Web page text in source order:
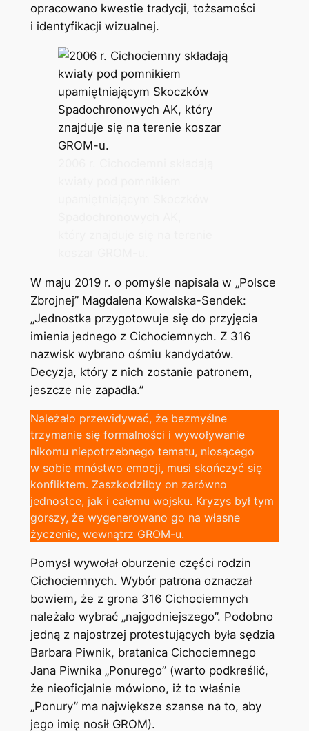
opracowano kwestie tradycji, tożsamości
i identyfikacji wizualnej.
W maju 2019 r. o pomyśle napisała w „Polsce
Zbrojnej” Magdalena Kowalska-Sendek:
„Jednostka przygotowuje się do przyjęcia
imienia jednego z Cichociemnych. Z 316
nazwisk wybrano ośmiu kandydatów.
Decyzja, który z nich zostanie patronem,
jeszcze nie zapadła.”
Należało przewidywać, że bezmyślne
trzymanie się formalności i wywoływanie
nikomu niepotrzebnego tematu, niosącego
w sobie mnóstwo emocji, musi skończyć się
konfliktem. Zaszkodziłby on zarówno
jednostce, jak i całemu wojsku. Kryzys był tym
gorszy, że wygenerowano go na własne
życzenie, wewnątrz GROM-u.
Pomysł wywołał oburzenie części rodzin
Cichociemnych. Wybór patrona oznaczał
bowiem, że z grona 316 Cichociemnych
należało wybrać „najgodniejszego”. Podobno
jedną z najostrzej protestujących była sędzia
Barbara Piwnik, bratanica Cichociemnego
Jana Piwnika „Ponurego” (warto podkreślić,
że nieoficjalnie mówiono, iż to właśnie
„Ponury” ma największe szanse na to, aby
jego imię nosił GROM).